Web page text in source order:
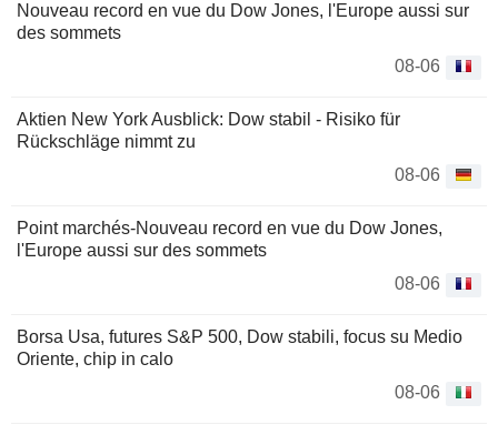
Nouveau record en vue du Dow Jones, l'Europe aussi sur
des sommets
08-06
Aktien New York Ausblick: Dow stabil - Risiko für
Rückschläge nimmt zu
08-06
Point marchés-Nouveau record en vue du Dow Jones,
l'Europe aussi sur des sommets
08-06
Borsa Usa, futures S&P 500, Dow stabili, focus su Medio
Oriente, chip in calo
08-06